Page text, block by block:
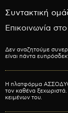
Συντακτική
Επικοινωνία
Δεν αναζητούμε
είναι πάντα
Η πλατφόρμα
τον καθένα
κειμένων του.